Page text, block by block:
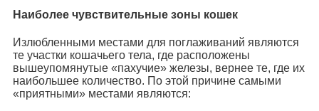
Наиболее чувствительные зоны кошек
Излюбленными местами для поглаживаний являются
те участки кошачьего тела, где расположены
вышеупомянутые «пахучие» железы, вернее те, где их
наибольшее количество. По этой причине самыми
«приятными» местами являются: